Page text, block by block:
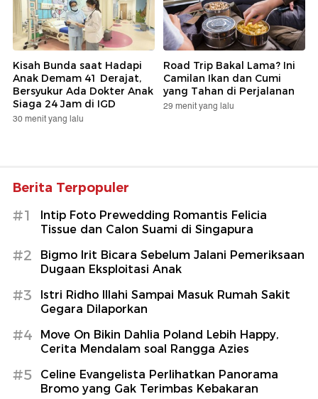
Kisah Bunda saat Hadapi
Anak Demam 41 Derajat,
Bersyukur Ada Dokter Anak
Siaga 24 Jam di IGD
30 menit yang lalu
Road Trip Bakal Lama? Ini
Camilan Ikan dan Cumi
yang Tahan di Perjalanan
29 menit yang lalu
Berita Terpopuler
#1
Intip Foto Prewedding Romantis Felicia
Tissue dan Calon Suami di Singapura
#2
Bigmo Irit Bicara Sebelum Jalani Pemeriksaan
Dugaan Eksploitasi Anak
#3
Istri Ridho Illahi Sampai Masuk Rumah Sakit
Gegara Dilaporkan
#4
Move On Bikin Dahlia Poland Lebih Happy,
Cerita Mendalam soal Rangga Azies
#5
Celine Evangelista Perlihatkan Panorama
Bromo yang Gak Terimbas Kebakaran